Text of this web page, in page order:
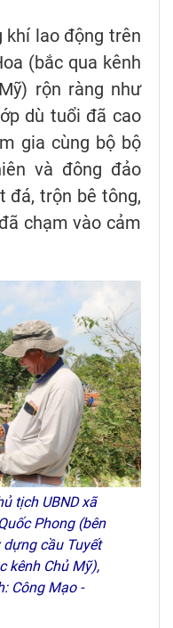
khí lao động trên
(bắc qua kênh
rộn ràng như
dù tuổi đã cao
gia cùng bộ bộ
và đông đảo
đá, trộn bê tông,
chạm vào cảm
tịch UBND xã
Phong (bên
cầu Tuyết
kênh Chủ Mỹ),
Công Mạo -